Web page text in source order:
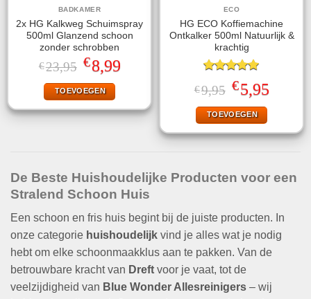
BADKAMER
2x HG Kalkweg Schuimspray
500ml Glanzend schoon
zonder schrobben
€23,95 Oorspronkelijke
prijs
was:
€23,95.
€8,99Huidige
prijs
TOEVOEGEN
ECO
HG ECO Koffiemachine
Ontkalker 500ml Natuurlijk &
krachtig
Gewaardeerd
5.00uit 5
€9,95 Oorspronkelijke
prijs
was:
€9,95.
€5,95Huidige
prijs
is:
TOEVOEGEN
De Beste Huishoudelijke Producten voor een
Stralend Schoon Huis
Een schoon en fris huis begint bij de juiste producten. In
onze categorie huishoudelijk vind je alles wat je nodig
hebt om elke schoonmaakklus aan te pakken. Van de
betrouwbare kracht van Dreft voor je vaat, tot de
veelzijdigheid van Blue Wonder Allesreinigers – wij